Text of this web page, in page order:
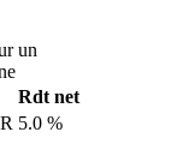
un
Rdt net
5.0 %